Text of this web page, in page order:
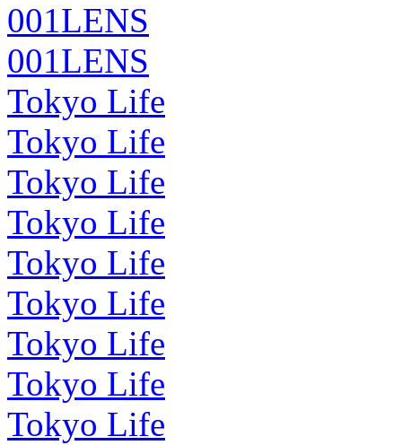
001LENS
001LENS
Tokyo Life
Tokyo Life
Tokyo Life
Tokyo Life
Tokyo Life
Tokyo Life
Tokyo Life
Tokyo Life
Tokyo Life